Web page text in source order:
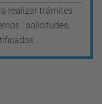
realizar trámites
: solicitudes,